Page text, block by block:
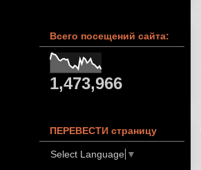
Всего посещений сайта:
1,473,966
ПЕРЕВЕСТИ страницу
Select Language ▼